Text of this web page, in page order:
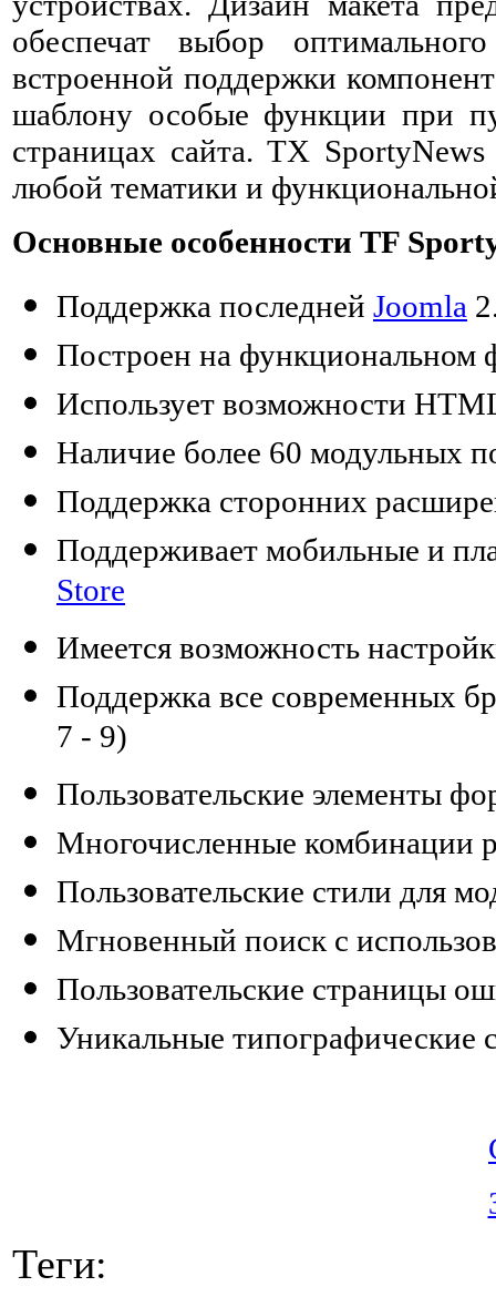
обеспечат выбор
встроенной поддержки
шаблону особые функции при
страницах сайта. TX
любой тематики и
Основные особенности TF
Поддержка последней Joomla
Построен на функциональном
Использует возможности
Наличие более 60 модульных
Поддержка сторонних
Поддерживает мобильные и
Store
Имеется возможность
Поддержка все современных
7 - 9)
Пользовательские элементы
Многочисленные комбинации
Пользовательские стили для
Мгновенный поиск с
Пользовательские страницы
Уникальные типографические
Теги: